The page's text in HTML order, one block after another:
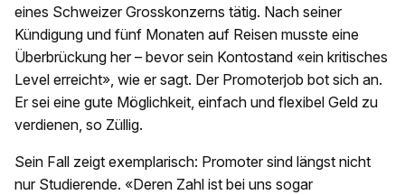
eines Schweizer Grosskonzerns tätig. Nach seiner
Kündigung und fünf Monaten auf Reisen musste eine
Überbrückung her – bevor sein Kontostand «ein kritisches
Level erreicht», wie er sagt. Der Promoterjob bot sich an.
Er sei eine gute Möglichkeit, einfach und flexibel Geld zu
verdienen, so Züllig.
Sein Fall zeigt exemplarisch: Promoter sind längst nicht
nur Studierende. «Deren Zahl ist bei uns sogar